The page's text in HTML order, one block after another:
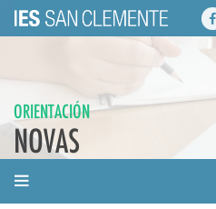
ORIENTACIÓN
NOVAS